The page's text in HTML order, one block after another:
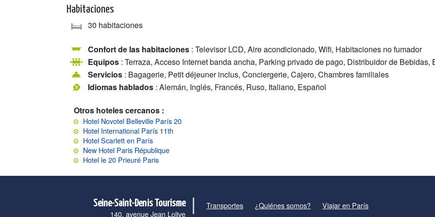
Habitaciones
30 habitaciones
Confort de las habitaciones : Televisor LCD, Aire acondicionado, Wifi, Habitaciones no fumador
Equipos : Terraza, Acceso Internet banda ancha, Parking privado de pago, Distribuidor de Bebidas,
Servicios : Bagagerie, Petit déjeuner inclus, Conciergerie, Cajero, Chambres familiales
Idiomas hablados : Alemán, Inglés, Francés, Ruso, Italiano, Español
Otros hoteles cercanos :
Hotel Novotel Belleville París 20
Hotel International París 11th
Hotel Scarlett en París
New Hotel Paris République
Hotel le 20 Prieuré Paris
Seine-Saint-Denis Tourisme
140, avenue Jean Lolive
Transportes ¿Quiénes somos? Viajar en París